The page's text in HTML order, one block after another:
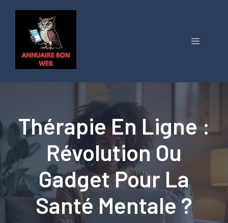
contenu
Menu
Thérapie En Ligne :
Révolution Ou
Gadget Pour La
Santé Mentale ?